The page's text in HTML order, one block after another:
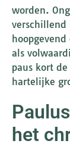
worden.
verschillend
als
paus kort
hartelijke
het